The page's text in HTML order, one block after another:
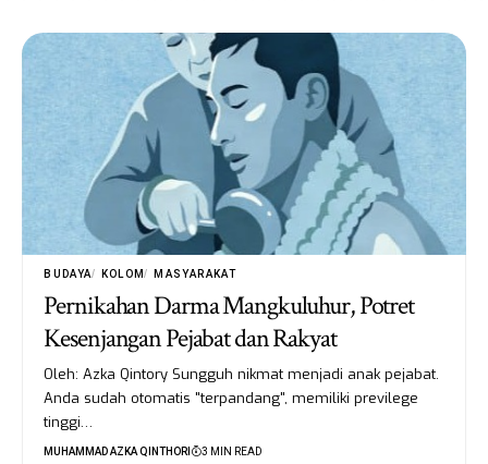
BUDAYA KOLOM MASYARAKAT
Pernikahan Darma Mangkuluhur, Potret
Kesenjangan Pejabat dan Rakyat
Oleh: Azka Qintory Sungguh nikmat menjadi anak pejabat.
Anda sudah otomatis "terpandang", memiliki previlege
tinggi…
MUHAMMAD AZKA QINTHORI 3 MIN READ